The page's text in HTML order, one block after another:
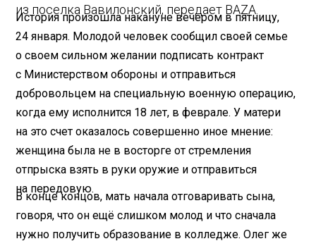
из поселка Вавилонский, передает BAZA.
История произошла накануне вечером в пятницу,
24 января. Молодой человек сообщил своей семье
о своем сильном желании подписать контракт
с Министерством обороны и отправиться
добровольцем на специальную военную операцию,
когда ему исполнится 18 лет, в феврале. У матери
на это счет оказалось совершенно иное мнение:
женщина была не в восторге от стремления
отпрыска взять в руки оружие и отправиться
на передовую.
В конце концов, мать начала отговаривать сына,
говоря, что он ещё слишком молод и что сначала
нужно получить образование в колледже. Олег же